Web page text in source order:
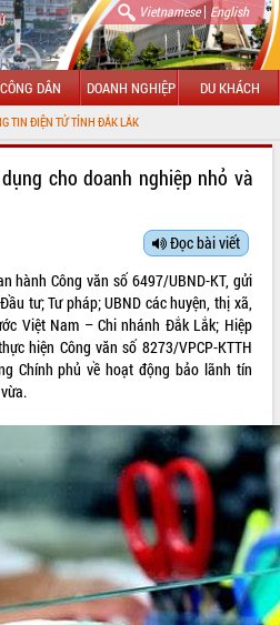
Vietnamese| English
CÔNG DÂN DOANH NGHIỆP DU KHÁCH
ĐẮK LẮK
cho doanh nghiệp nhỏ và
Đọc bài viết
hành Công văn số 6497/UBND-KT, gửi
tư; Tư pháp; UBND các huyện, thị xã,
Việt Nam – Chi nhánh Đắk Lắk; Hiệp
hiện Công văn số 8273/VPCP-KTTH
Chính phủ về hoạt động bảo lãnh tín